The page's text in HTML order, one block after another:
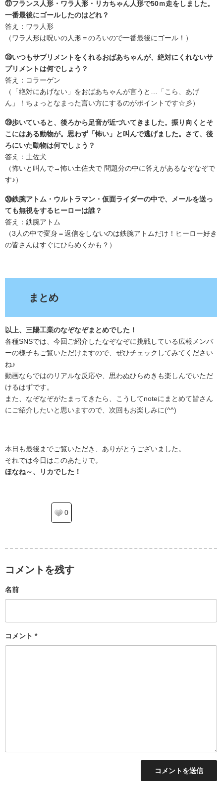
㉗フランス人形・ワラ人形・リカちゃん人形で50ｍ走をしました。
一番最後にゴールしたのはどれ？
答え：ワラ人形
（ワラ人形は呪いの人形＝のろいので一番最後にゴール！）
㉘いつもサプリメントをくれるおばあちゃんが、絶対にくれないサ
プリメントは何でしょう？
答え：コラーゲン
（「絶対にあげない」をおばあちゃんが言うと…「こら、あげ
ん」！ちょっとなまった言い方にするのがポイントです☆彡）
㉙歩いていると、後ろから足音が近づいてきました。振り向くとそ
こにはある動物が。思わず「怖い」と叫んで逃げました。さて、後
ろにいた動物は何でしょう？
答え：土佐犬
（怖いと叫んで→怖い土佐犬で 問題分の中に答えがあるなぞなぞで
す♪）
㉚鉄腕アトム・ウルトラマン・仮面ライダーの中で、メールを送っ
ても無視をするヒーローは誰？
答え：鉄腕アトム
（3人の中で変身＝返信をしないのは鉄腕アトムだけ！ヒーロー好き
の皆さんはすぐにひらめくかも？）
まとめ
以上、三陽工業のなぞなぞまとめでした！
各種SNSでは、今回ご紹介したなぞなぞに挑戦している広報メンバ
ーの様子もご覧いただけますので、ぜひチェックしてみてください
ね♪
動画ならではのリアルな反応や、思わぬひらめきも楽しんでいただ
けるはずです。
また、なぞなぞがたまってきたら、こうしてnoteにまとめて皆さん
にご紹介したいと思いますので、次回もお楽しみに(^^)
本日も最後までご覧いただき、ありがとうございました。
それでは今日はこのあたりで。
ほなね～、リカでした！
0
コメントを残す
コメント *
名前